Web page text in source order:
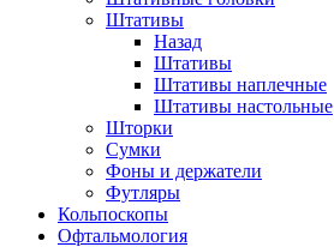
Штативы
Назад
Штативы
Штативы наплечные
Штативы настольные
Шторки
Сумки
Фоны и держатели
Футляры
Кольпоскопы
Офтальмология